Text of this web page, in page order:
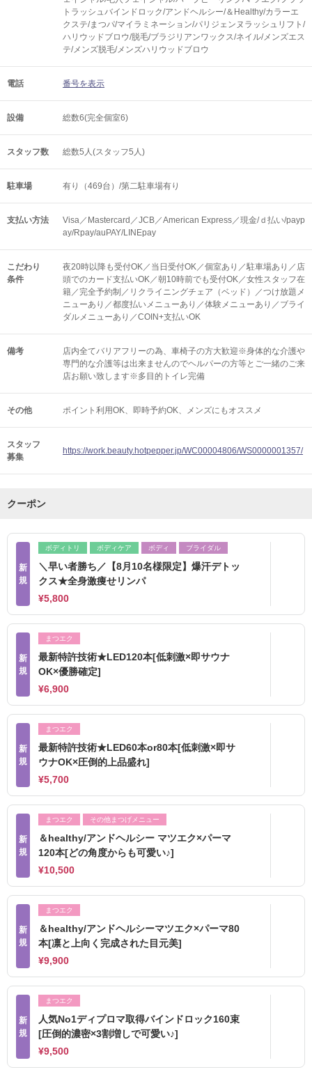
トラッシュバインドロック/アンドヘルシー/＆Healthy/カラーエ
クステ/まつパ/マイラミネーション/パリジェンヌラッシュリフト/
ハリウッドブロウ/脱毛/ブラジリアンワックス/ネイル/メンズエス
テ/メンズ脱毛/メンズハリウッドブロウ
電話 番号を表示
設備 総数6(完全個室6)
スタッフ数 総数5人(スタッフ5人)
駐車場 有り（469台）/第二駐車場有り
支払い方法
Visa／Mastercard／JCB／American Express／現金/ｄ払い/payp
ay/Rpay/auPAY/LINEpay
こだわり
条件
夜20時以降も受付OK／当日受付OK／個室あり／駐車場あり／店
頭でのカード支払いOK／朝10時前でも受付OK／女性スタッフ在
籍／完全予約制／リクライニングチェア（ベッド）／つけ放題メ
ニューあり／都度払いメニューあり／体験メニューあり／ブライ
ダルメニューあり／COIN+支払いOK
備考
店内全てバリアフリーの為、車椅子の方大歓迎※身体的な介護や
専門的な介護等は出来ませんのでヘルパーの方等とご一緒のご来
店お願い致します※多目的トイレ完備
その他 ポイント利用OK 即時予約OK メンズにもオススメ
スタッフ
募集
https://work.beauty.hotpepper.jp/WC00004806/WS0000001357/
クーポン
新
規
ボディトリ ボディケア ボディ ブライダル
＼早い者勝ち／【8月10名様限定】爆汗デトッ
クス★全身激痩せリンパ
¥5,800
新
規
まつエク
最新特許技術★LED120本[低刺激×即サウナ
OK×優勝確定]
¥6,900
新
規
まつエク
最新特許技術★LED60本or80本[低刺激×即サ
ウナOK×圧倒的上品盛れ]
¥5,700
新
規
まつエク その他まつげメニュー
＆healthy/アンドヘルシー マツエク×パーマ
120本[どの角度からも可愛い♪]
¥10,500
新
規
まつエク
＆healthy/アンドヘルシーマツエク×パーマ80
本[凛と上向く完成された目元美]
¥9,900
新
規
まつエク
人気No1ディプロマ取得バインドロック160束
[圧倒的濃密×3割増しで可愛い♪]
¥9,500